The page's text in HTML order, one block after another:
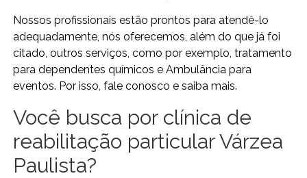
Nossos profissionais estão prontos para atendê-lo
adequadamente, nós oferecemos, além do que já foi
citado, outros serviços, como por exemplo, tratamento
para dependentes químicos e Ambulância para
eventos. Por isso, fale conosco e saiba mais.
Você busca por clínica de
reabilitação particular Várzea
Paulista?